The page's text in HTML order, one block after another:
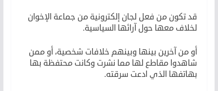
قد تكون من فعل لجان إلكترونية من جماعة الإخوان
لخلاف معها حول آرائها السياسية.
أو من آخرين بينها وبينهم خلافات شخصية، أو ممن
شاهدوا مقاطع لها مما نشرت وكانت محتفظة بها
بهاتفها الذي ادعت سرقته.